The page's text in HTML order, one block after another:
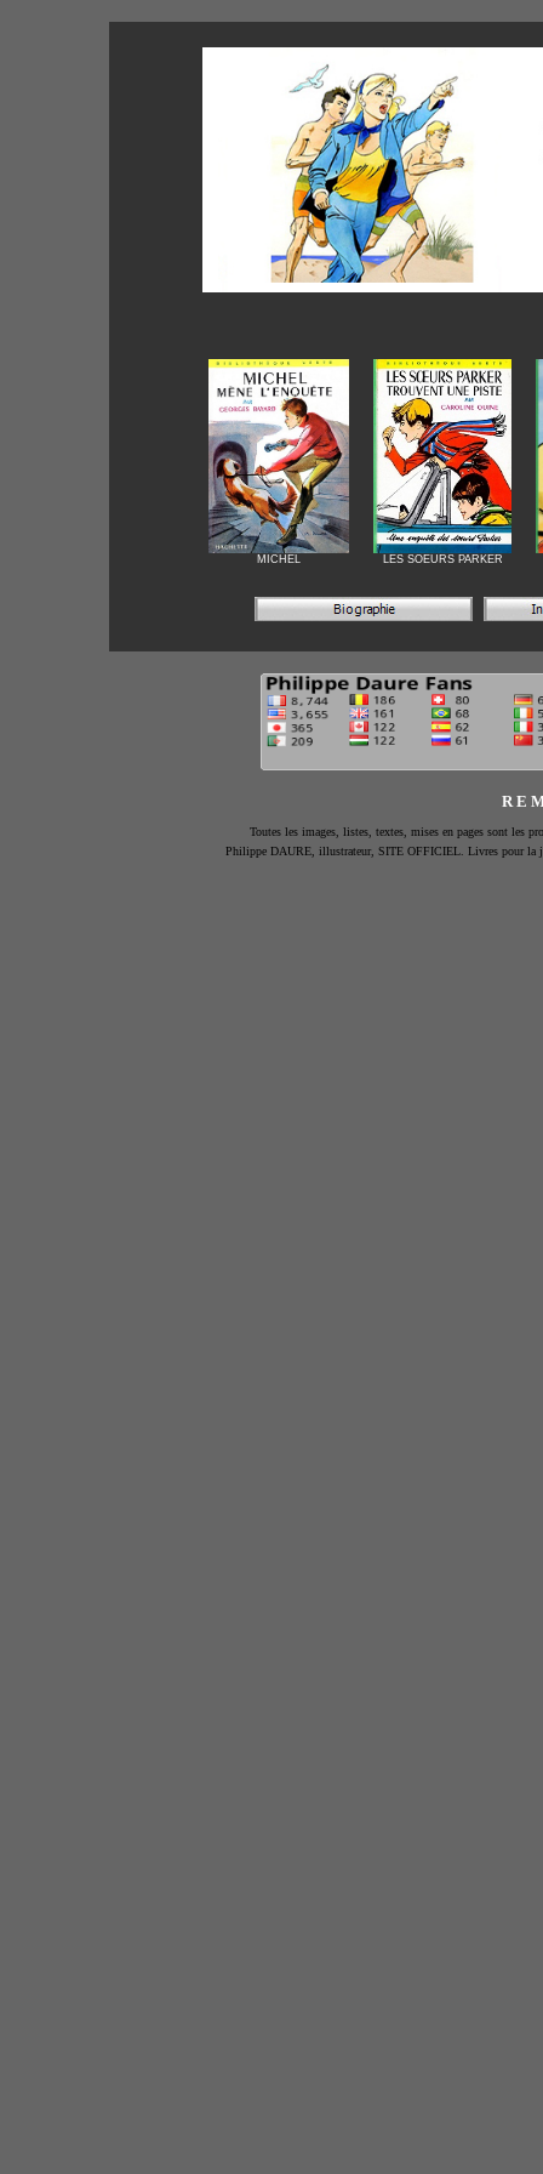
MICHEL LES SOEURS PARKER
R E
Toutes les images, listes, textes, mises en pages sont les
Philippe DAURE, illustrateur, SITE OFFICIEL. Livres pour la